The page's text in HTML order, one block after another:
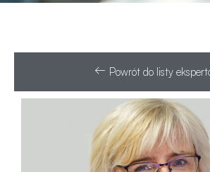
Powrót do listy